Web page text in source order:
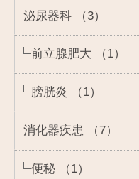
泌尿器科 （3）
前立腺肥大 （1）
膀胱炎 （1）
消化器疾患 （7）
便秘 （1）